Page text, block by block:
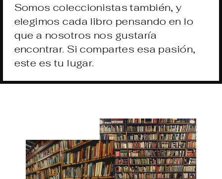
Somos coleccionistas también, y
elegimos cada libro pensando en lo
que a nosotros nos gustaría
encontrar. Si compartes esa pasión,
este es tu lugar.